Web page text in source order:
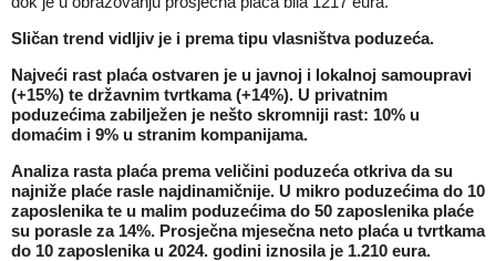
Sličan trend vidljiv je i prema tipu vlasništva poduzeća.
Najveći rast plaća ostvaren je u javnoj i lokalnoj samoupravi
(+15%) te državnim tvrtkama (+14%). U privatnim
poduzećima zabilježen je nešto skromniji rast: 10% u
domaćim i 9% u stranim kompanijama.
Analiza rasta plaća prema veličini poduzeća otkriva da su
najniže plaće rasle najdinamičnije. U mikro poduzećima do 10
zaposlenika te u malim poduzećima do 50 zaposlenika plaće
su porasle za 14%. Prosječna mjesečna neto plaća u tvrtkama
do 10 zaposlenika u 2024. godini iznosila je 1.210 eura.